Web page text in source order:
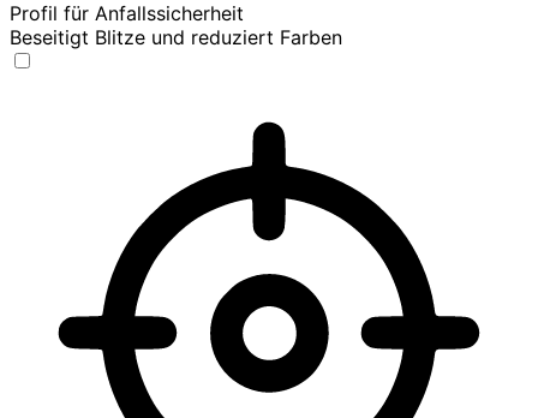
Profil für Anfallssicherheit
Beseitigt Blitze und reduziert Farben